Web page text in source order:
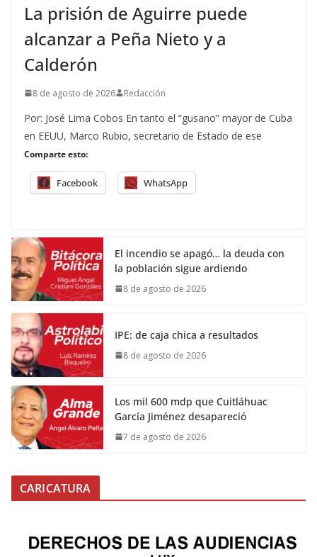
La prisión de Aguirre puede
alcanzar a Peña Nieto y a
Calderón
8 de agosto de 2026 Redacción
Por: José Lima Cobos En tanto el “gusano” mayor de Cuba
en EEUU, Marco Rubio, secretario de Estado de ese
Comparte esto:
Facebook WhatsApp
El incendio se apagó… la deuda con
la población sigue ardiendo
8 de agosto de 2026
IPE: de caja chica a resultados
8 de agosto de 2026
Los mil 600 mdp que Cuitláhuac
García Jiménez desapareció
7 de agosto de 2026
CARICATURA